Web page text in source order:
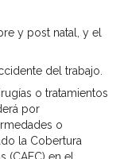
y post natal, y el
del trabajo.
o tratamientos
por
o
la Cobertura